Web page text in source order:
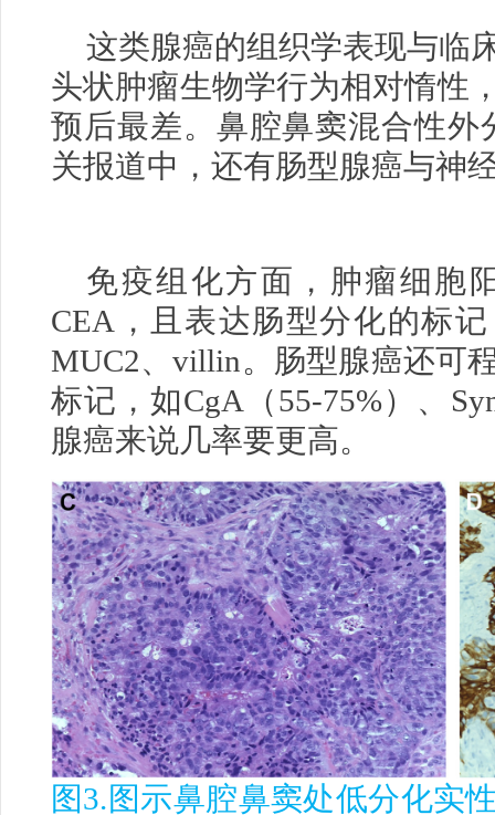
这类腺癌的组织学表现与临
头状肿瘤生物学行为相对惰性
预后最差。鼻腔鼻窦混合性
关报道中，还有肠型腺癌与神
免疫组化方面，肿瘤细胞
CEA，且表达肠型分化的标
MUC2、villin。肠型腺癌还可
标记，如CgA（55-75%）、
腺癌来说几率要更高。
图3.图示鼻腔鼻窦处低分化实